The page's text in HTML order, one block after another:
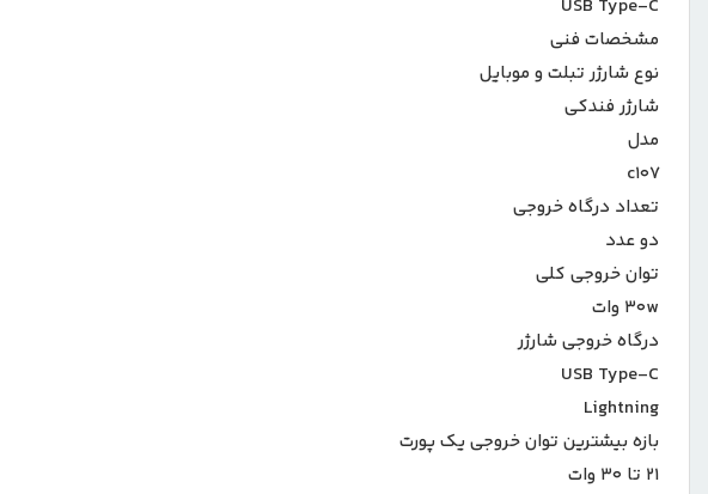
USB Type-C
مشخصات فنی
نوع شارژر تبلت و موبایل
شارژر فندکی
مدل
c۱۰۷
تعداد درگاه خروجی
دو عدد
توان خروجی کلی
۳۰w وات
درگاه خروجی شارژر
USB Type-C
Lightning
بازه بیشترین توان خروجی یک پورت
۲۱ تا ۳۰ وات